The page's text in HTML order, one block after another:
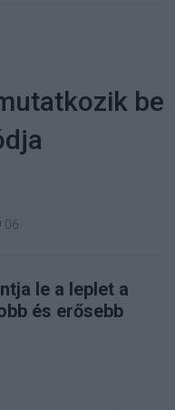
be
le a leplet a
és erősebb